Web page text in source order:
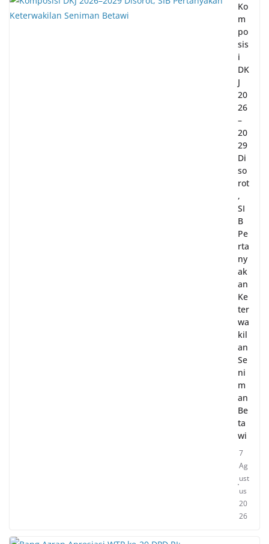
Ko
m
po
sis
i
DK
J
20
26
–
20
29
Di
so
rot
,
SI
B
Pe
rta
ny
ak
an
Ke
ter
wa
kil
an
Se
ni
m
an
Be
ta
wi
7
Ag
ust
us
20
26